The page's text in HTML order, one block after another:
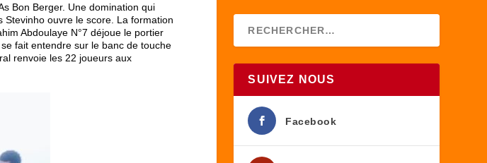
Bon Berger. Une domination qui
ouvre le score. La formation
Abdoulaye N°7 déjoue le portier
fait entendre sur le banc de touche
renvoie les 22 joueurs aux
SUIVEZ NOUS
Facebook